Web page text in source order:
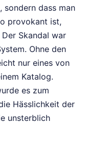
sondern dass man
provokant ist,
Skandal war
Ohne den
nur eines von
Katalog.
es zum
Hässlichkeit der
unsterblich